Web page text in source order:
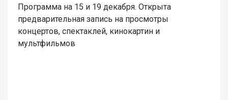
Программа на 15 и 19 декабря. Открыта
предварительная запись на просмотры
концертов, спектаклей, кинокартин и
мультфильмов